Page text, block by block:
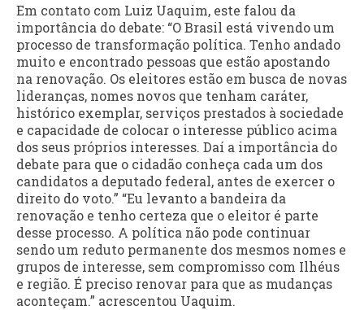
Em contato com Luiz Uaquim, este falou da
importância do debate: “O Brasil está vivendo um
processo de transformação política. Tenho andado
muito e encontrado pessoas que estão apostando
na renovação. Os eleitores estão em busca de novas
lideranças, nomes novos que tenham caráter,
histórico exemplar, serviços prestados à sociedade
e capacidade de colocar o interesse público acima
dos seus próprios interesses. Daí a importância do
debate para que o cidadão conheça cada um dos
candidatos a deputado federal, antes de exercer o
direito do voto.” “Eu levanto a bandeira da
renovação e tenho certeza que o eleitor é parte
desse processo. A política não pode continuar
sendo um reduto permanente dos mesmos nomes e
grupos de interesse, sem compromisso com Ilhéus
e região. É preciso renovar para que as mudanças
aconteçam.” acrescentou Uaquim.